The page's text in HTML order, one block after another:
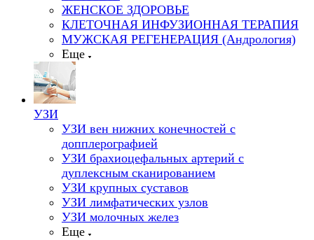
ЖЕНСКОЕ ЗДОРОВЬЕ
КЛЕТОЧНАЯ ИНФУЗИОННАЯ ТЕРАПИЯ
МУЖСКАЯ РЕГЕНЕРАЦИЯ (Андрология)
Еще
УЗИ
УЗИ вен нижних конечностей с
допплерографией
УЗИ брахиоцефальных артерий с
дуплексным сканированием
УЗИ крупных суставов
УЗИ лимфатических узлов
УЗИ молочных желез
Еще